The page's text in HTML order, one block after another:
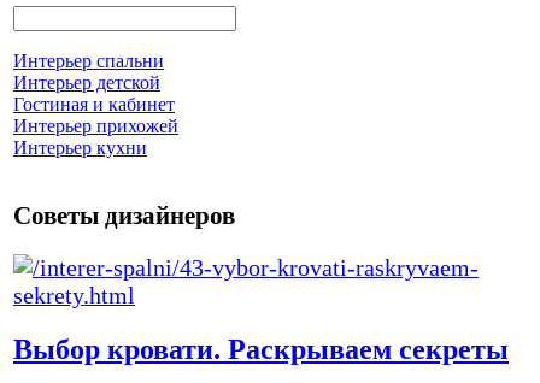
Интерьер спальни
Интерьер детской
Гостиная и кабинет
Интерьер прихожей
Интерьер кухни
Советы дизайнеров
Выбор кровати. Раскрываем секреты